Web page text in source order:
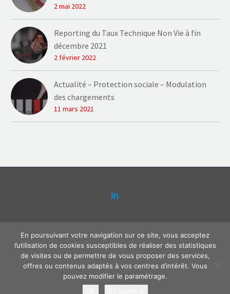
2 mai 2022
Reporting du Taux Technique Non Vie à fin
décembre 2021
2 février 2022
Actualité – Protection sociale – Modulation
des chargements
11 mars 2021
Contact Plaquette Actense
Mentions légales
Politique de confidentialité
2022 © Actense
En poursuivant votre navigation sur ce site, vous acceptez
l’utilisation de cookies susceptibles de réaliser des statistiques
de visites ou de permettre de vous proposer des services,
offres ou contenus adaptés à vos centres d’intérêt. Vous
pouvez modifier le paramétrage.